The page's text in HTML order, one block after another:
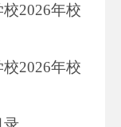
2026年校
2026年校